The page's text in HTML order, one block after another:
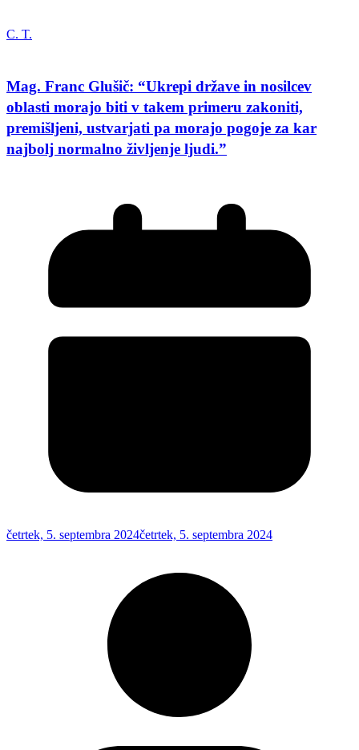
C. T.
Mag. Franc Glušič: “Ukrepi države in nosilcev
oblasti morajo biti v takem primeru zakoniti,
premišljeni, ustvarjati pa morajo pogoje za kar
najbolj normalno življenje ljudi.”
četrtek, 5. septembra 2024četrtek, 5. septembra 2024